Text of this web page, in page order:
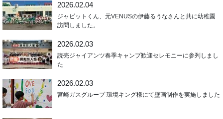
2026.02.04
ジャビットくん、元VENUSの伊藤るうなさんと共に幼稚園
訪問しました。
2026.02.03
読売ジャイアンツ春季キャンプ歓迎セレモニーに参列しまし
た
2026.02.03
宮崎ガスグループ 環境キング様にて壁画制作を実施しました